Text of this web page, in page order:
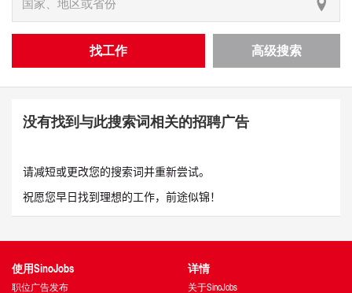
找工作 高级搜索
没有找到与此搜索词相关的招聘广告
请减短或更改您的搜索词并重新尝试。
祝愿您早日找到理想的工作，前途似锦！
使用SinoJobs
职位广告发布
详情
关于SinoJobs